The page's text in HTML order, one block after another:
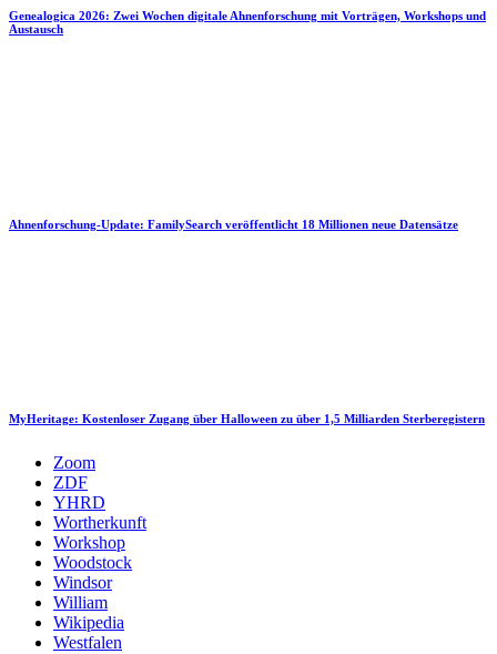
Genealogica 2026: Zwei Wochen digitale Ahnenforschung mit Vorträgen, Workshops und
Austausch
Ahnenforschung-Update: FamilySearch veröffentlicht 18 Millionen neue Datensätze
MyHeritage: Kostenloser Zugang über Halloween zu über 1,5 Milliarden Sterberegistern
Zoom
ZDF
YHRD
Wortherkunft
Workshop
Woodstock
Windsor
William
Wikipedia
Westfalen